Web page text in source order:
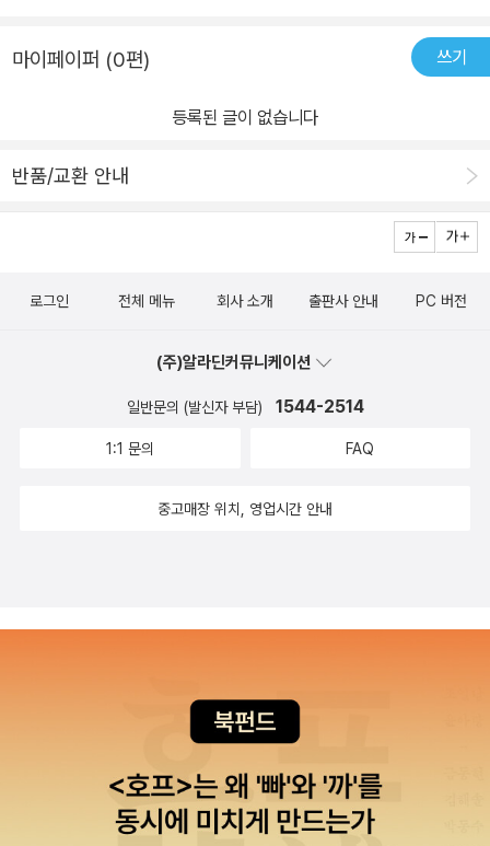
마이페이퍼 (0편) 쓰기
등록된 글이 없습니다
반품/교환 안내
로그인 전체 메뉴 회사 소개 출판사 안내 PC 버전
(주)알라딘커뮤니케이션
일반문의 (발신자 부담) 1544-2514
1:1 문의 FAQ
중고매장 위치, 영업시간 안내